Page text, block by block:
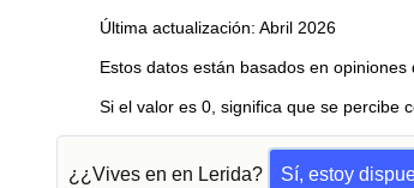
Última actualización: Abril 2026
Estos datos están basados en
Si el valor es 0, significa que se percibe
¿¿Vives en en Lerida? Sí, estoy